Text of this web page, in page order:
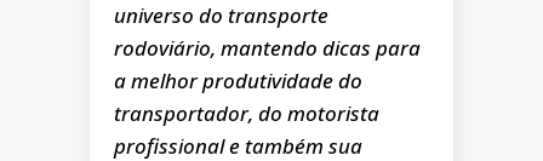
universo do transporte
rodoviário, mantendo dicas para
a melhor produtividade do
transportador, do motorista
profissional e também sua